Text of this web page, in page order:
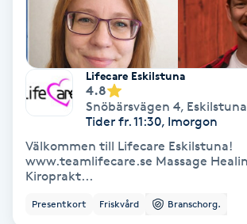
Klangmassage
Klippning
Klippning & Slingor
Klippning ungdom
Lifecare Eskilstuna
4.8
Snöbärsvägen 4, Eskilstuna
Tider fr. 11:30, Imorgon
Välkommen till Lifecare Eskilstuna!
www.teamlifecare.se Massage Healingmassage
Kiroprakt...
Presentkort Friskvård Branschorg.